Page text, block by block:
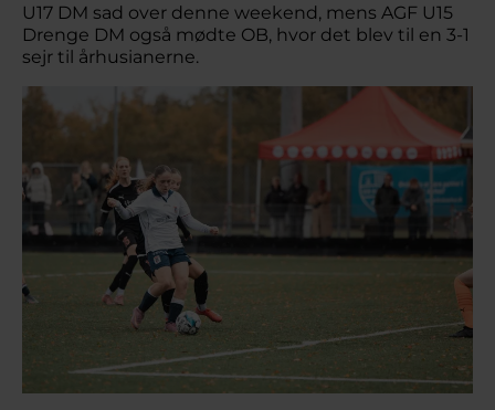
U17 DM sad over denne weekend, mens AGF U15
Drenge DM også mødte OB, hvor det blev til en 3-1
sejr til århusianerne.